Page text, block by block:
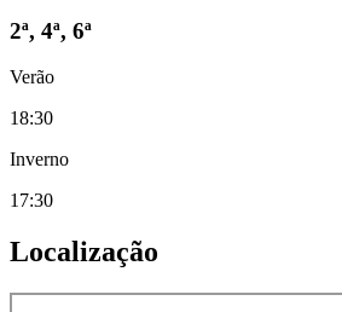
2ª, 4ª, 6ª
Verão
18:30
Inverno
17:30
Localização